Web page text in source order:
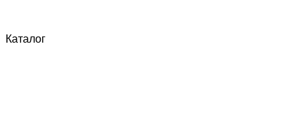
Каталог